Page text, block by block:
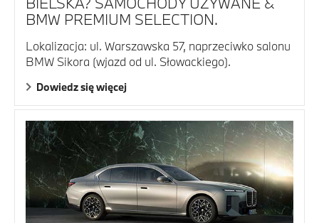
BMW PREMIUM SELECTION.
Lokalizacja: ul. Warszawska 57, naprzeciwko salonu
BMW Sikora (wjazd od ul. Słowackiego).
Dowiedz się więcej